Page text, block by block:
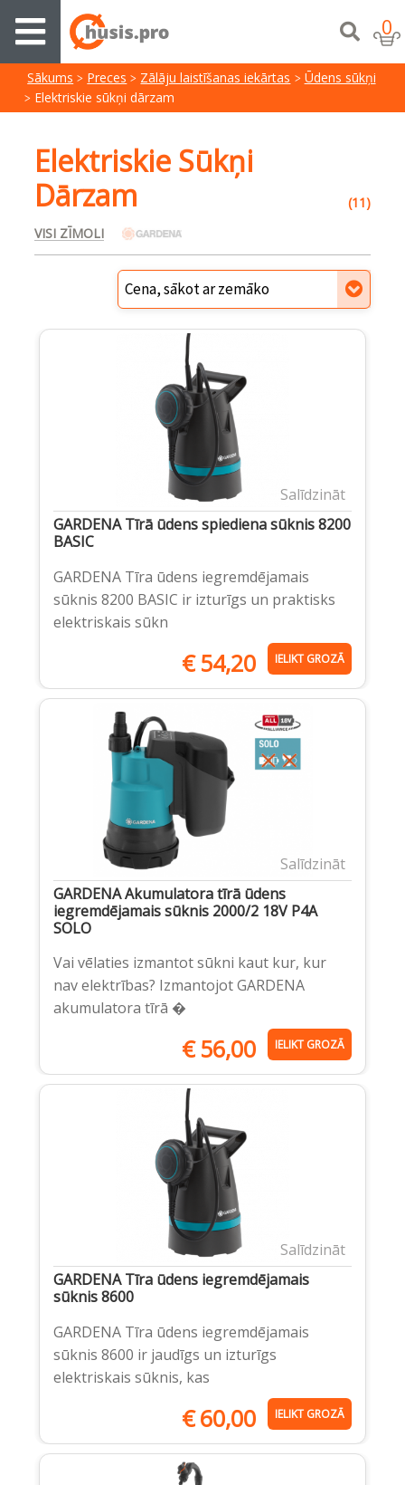
0
Sākums Preces Zālāju laistīšanas iekārtas
Ūdens sūkņi
Elektriskie sūkņi dārzam
Elektriskie Sūkņi
Dārzam
(11)
VISI ZĪMOLI
Salīdzināt
GARDENA Tīrā ūdens spiediena sūknis 8200
BASIC
GARDENA Tīra ūdens iegremdējamais
sūknis 8200 BASIC ir izturīgs un praktisks
elektriskais sūkn
€54,20 IELIKT GROZĀ
Salīdzināt
GARDENA Akumulatora tīrā ūdens
iegremdējamais sūknis 2000/2 18V P4A
SOLO
Vai vēlaties izmantot sūkni kaut kur, kur
nav elektrības? Izmantojot GARDENA
akumulatora tīrā �
€56,00 IELIKT GROZĀ
Salīdzināt
GARDENA Tīra ūdens iegremdējamais
sūknis 8600
GARDENA Tīra ūdens iegremdējamais
sūknis 8600 ir jaudīgs un izturīgs
elektriskais sūknis, kas
€60,00 IELIKT GROZĀ